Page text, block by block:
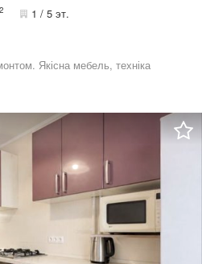
2 1 / 5 эт.
Якісна мебель, техніка